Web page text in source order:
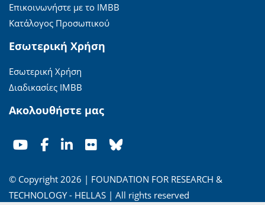
Επικοινωνήστε με το ΙΜΒΒ
Κατάλογος Προσωπικού
Εσωτερική Χρήση
Εσωτερική Χρήση
Διαδικασίες ΙΜΒΒ
Ακολουθήστε μας
© Copyright 2026 | FOUNDATION FOR RESEARCH &
TECHNOLOGY - HELLAS | All rights reserved